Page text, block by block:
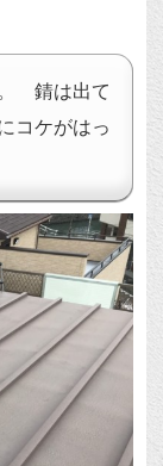
錆は出て
コケがはっ